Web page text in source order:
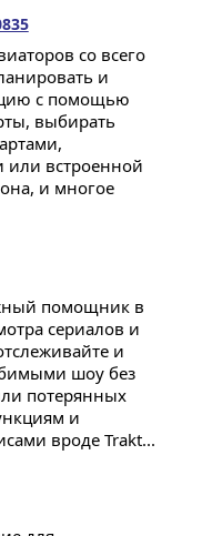
со всего
и
с помощью
выбирать
встроенной
и многое
помощник в
сериалов и
и
шоу без
потерянных
и
вроде Trakt...